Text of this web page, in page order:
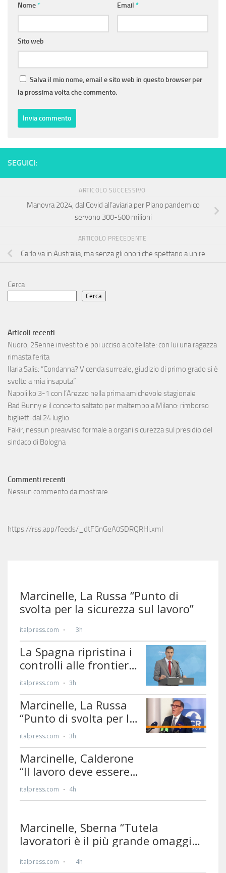
Nome* Email *
Sito web
Salva il mio nome, email e sito web in questo browser per
la prossima volta che commento.
SEGUICI:
ARTICOLO SUCCESSIVO
Manovra 2024, dal Covid all’aviaria per Piano pandemico
servono 300-500 milioni
ARTICOLO PRECEDENTE
Carlo va in Australia, ma senza gli onori che spettano a un re
Cerca
Cerca
Articoli recenti
Nuoro, 25enne investito e poi ucciso a coltellate: con lui una ragazza
rimasta ferita
Ilaria Salis: “Condanna? Vicenda surreale, giudizio di primo grado si è
svolto a mia insaputa”
Napoli ko 3-1 con l’Arezzo nella prima amichevole stagionale
Bad Bunny e il concerto saltato per maltempo a Milano: rimborso
biglietti dal 24 luglio
Fakir, nessun preavviso formale a organi sicurezza sul presidio del
sindaco di Bologna
Commenti recenti
Nessun commento da mostrare.
https://rss.app/feeds/_dtFGnGeA0SDRQRHi.xml